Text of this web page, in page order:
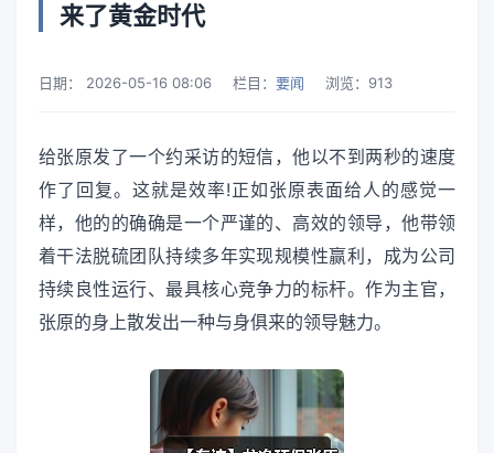
来了黄金时代
日期： 2026-05-16 08:06 栏目： 要闻 浏览： 913
给张原发了一个约采访的短信，他以不到两秒的速度
作了回复。这就是效率!正如张原表面给人的感觉一
样，他的的确确是一个严谨的、高效的领导，他带领
着干法脱硫团队持续多年实现规模性赢利，成为公司
持续良性运行、最具核心竞争力的标杆。作为主官，
张原的身上散发出一种与身俱来的领导魅力。